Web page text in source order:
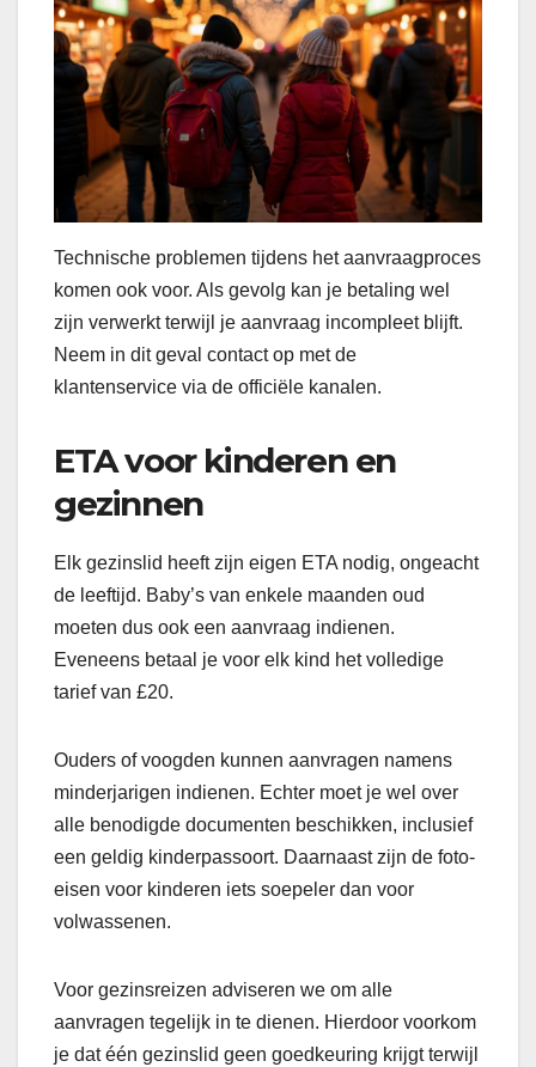
Technische problemen tijdens het aanvraagproces
komen ook voor. Als gevolg kan je betaling wel
zijn verwerkt terwijl je aanvraag incompleet blijft.
Neem in dit geval contact op met de
klantenservice via de officiële kanalen.
ETA voor kinderen en
gezinnen
Elk gezinslid heeft zijn eigen ETA nodig, ongeacht
de leeftijd. Baby’s van enkele maanden oud
moeten dus ook een aanvraag indienen.
Eveneens betaal je voor elk kind het volledige
tarief van £20.
Ouders of voogden kunnen aanvragen namens
minderjarigen indienen. Echter moet je wel over
alle benodigde documenten beschikken, inclusief
een geldig kinderpassoort. Daarnaast zijn de foto-
eisen voor kinderen iets soepeler dan voor
volwassenen.
Voor gezinsreizen adviseren we om alle
aanvragen tegelijk in te dienen. Hierdoor voorkom
je dat één gezinslid geen goedkeuring krijgt terwijl